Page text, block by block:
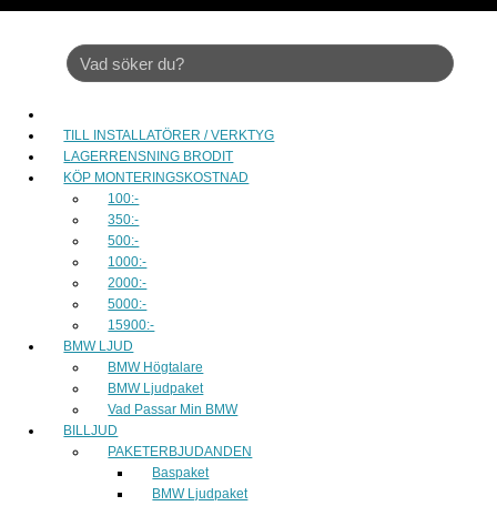
TILL INSTALLATÖRER / VERKTYG
LAGERRENSNING BRODIT
KÖP MONTERINGSKOSTNAD
100:-
350:-
500:-
1000:-
2000:-
5000:-
15900:-
BMW LJUD
BMW Högtalare
BMW Ljudpaket
Vad Passar Min BMW
BILLJUD
PAKETERBJUDANDEN
Baspaket
BMW Ljudpaket